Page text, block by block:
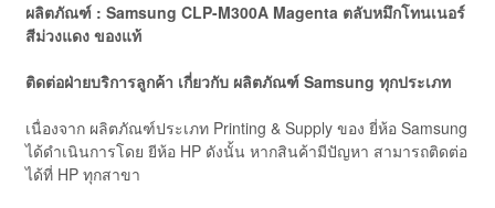
ผลิตภัณฑ์ : Samsung CLP-M300A Magenta ตลับหมึกโทนเนอร์
สีม่วงแดง ของแท้
ติดต่อฝ่ายบริการลูกค้า เกี่ยวกับ ผลิตภัณฑ์ Samsung ทุกประเภท
เนื่องจาก ผลิตภัณฑ์ประเภท Printing & Supply ของ ยี่ห้อ Samsung
ได้ดำเนินการโดย ยีห้อ HP ดังนั้น หากสินค้ามีปัญหา สามารถติดต่อ
ได้ที่ HP ทุกสาขา